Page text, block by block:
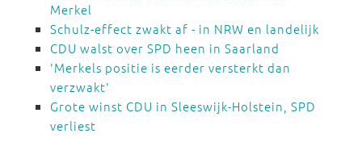
Merkel
Schulz-effect zwakt af - in NRW en landelijk
CDU walst over SPD heen in Saarland
'Merkels positie is eerder versterkt dan
verzwakt'
Grote winst CDU in Sleeswijk-Holstein, SPD
verliest